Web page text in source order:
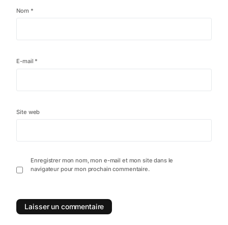
Nom *
E-mail *
Site web
Enregistrer mon nom, mon e-mail et mon site dans le
navigateur pour mon prochain commentaire.